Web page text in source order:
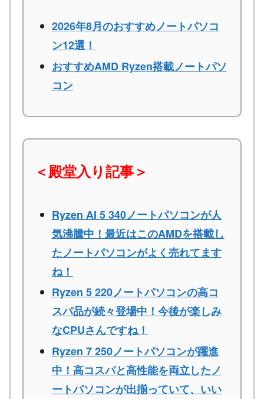
2026年8月のおすすめノートパソコ
ン12選！
おすすめAMD Ryzen搭載ノートパソ
コン
＜殿堂入り記事＞
Ryzen AI 5 340ノートパソコンが人
気沸騰中！最近はこのAMDを搭載し
たノートパソコンがよく売れてます
ね！
Ryzen 5 220ノートパソコンの高コ
スパ品が続々登場中！今後が楽しみ
なCPUさんですね！
Ryzen 7 250ノートパソコンが躍進
中！高コスパと高性能を両立したノ
ートパソコンが出揃っていて、いい